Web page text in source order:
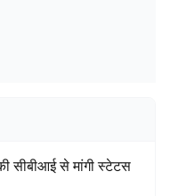
सीबीआई से मांगी स्टेटस